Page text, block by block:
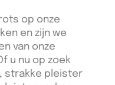
op onze
en zijn we
van onze
u nu op zoek
strakke pleister